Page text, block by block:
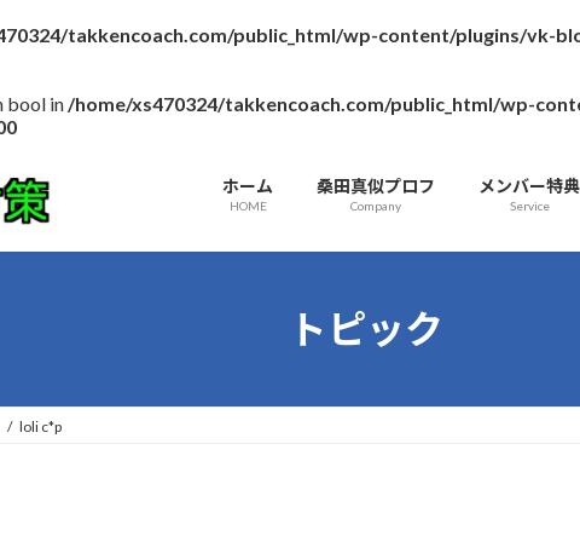
takkencoach.com/public_html/wp-content/plugins/vk-
bool in/home/xs470324/takkencoach.com/public_html/wp-
ホーム
HOME
桑田真似プロフ
Company
メンバー特典
Service
トピック
loli c*p